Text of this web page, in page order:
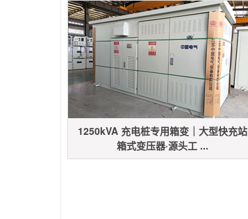
1250kVA 充电桩专用箱变｜大型快充站
箱式变压器·源头工 ...